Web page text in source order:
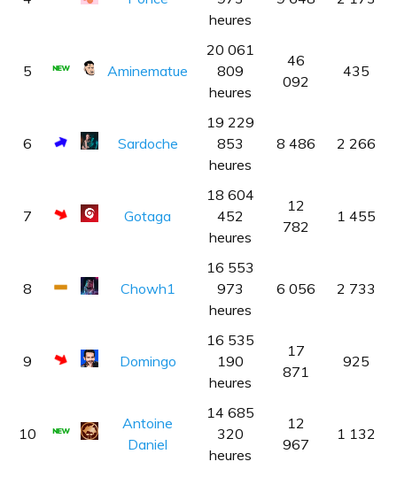
heures
5 Aminematue
20 061
809
heures
46
092
435
6 Sardoche
19 229
853
heures
8 486 2 266
7 Gotaga
18 604
452
heures
12
782
1 455
8 Chowh1
16 553
973
heures
6 056 2 733
9 Domingo
16 535
190
heures
17
871
925
10
Antoine
Daniel
14 685
320
heures
12
967
1 132